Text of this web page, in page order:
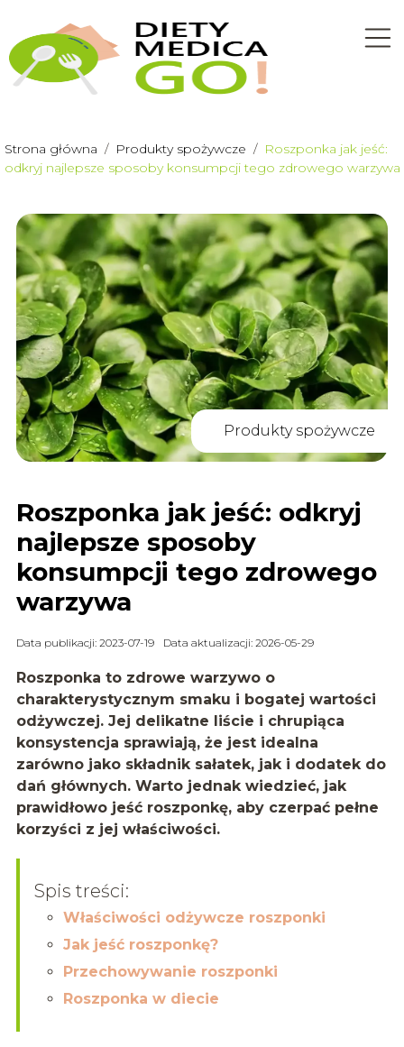
Strona główna / Produkty spożywcze / Roszponka jak jeść:
odkryj najlepsze sposoby konsumpcji tego zdrowego warzywa
Produkty spożywcze
Roszponka jak jeść: odkryj
najlepsze sposoby
konsumpcji tego zdrowego
warzywa
Data publikacji: 2023-07-19 Data aktualizacji: 2026-05-29
Roszponka to zdrowe warzywo o
charakterystycznym smaku i bogatej wartości
odżywczej. Jej delikatne liście i chrupiąca
konsystencja sprawiają, że jest idealna
zarówno jako składnik sałatek, jak i dodatek do
dań głównych. Warto jednak wiedzieć, jak
prawidłowo jeść roszponkę, aby czerpać pełne
korzyści z jej właściwości.
Spis treści:
Właściwości odżywcze roszponki
Jak jeść roszponkę?
Przechowywanie roszponki
Roszponka w diecie